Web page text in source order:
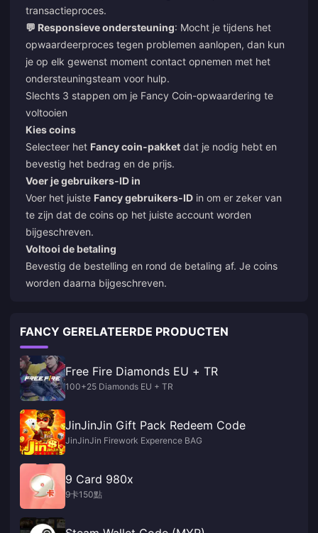
transactieproces.
💬 Responsieve ondersteuning: Mocht je tijdens het
opwaardeerproces tegen problemen aanlopen, dan kun
je op elk gewenst moment contact opnemen met het
ondersteuningsteam voor hulp.
Slechts 3 stappen om je Fancy Coin-opwaardering te
voltooien
Kies coins
Selecteer het Fancy coin-pakket dat je nodig hebt en
bevestig het bedrag en de prijs.
Voer je gebruikers-ID in
Voer het juiste Fancy gebruikers-ID in om er zeker van
te zijn dat de coins op het juiste account worden
bijgeschreven.
Voltooi de betaling
Bevestig de bestelling en rond de betaling af. Je coins
worden daarna bijgeschreven.
FANCY GERELATEERDE PRODUCTEN
Free Fire Diamonds EU + TR
100+25 Diamonds EU + TR
JinJinJin Gift Pack Redeem Code
JinJinJin Firework Experence BAG
9 Card 980x
9卡150點